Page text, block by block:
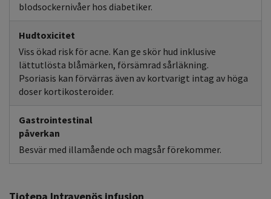
blodsockernivåer hos diabetiker.
Hudtoxicitet
Viss ökad risk för acne. Kan ge skör hud inklusive
lättutlösta blåmärken, försämrad sårläkning.
Psoriasis kan förvärras även av kortvarigt intag av höga
doser kortikosteroider.
Gastrointestinal
påverkan
Besvär med illamående och magsår förekommer.